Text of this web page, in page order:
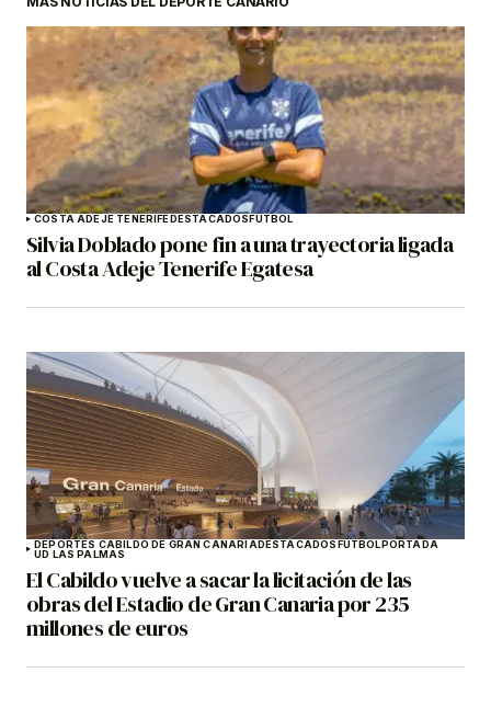
COSTA ADEJE TENERIFEDESTACADOSFÚTBOL
Silvia Doblado pone fin a una trayectoria ligada
al Costa Adeje Tenerife Egatesa
DEPORTES CABILDO DE GRAN CANARIADESTACADOSFÚTBOLPORTADA
UD LAS PALMAS
El Cabildo vuelve a sacar la licitación de las
obras del Estadio de Gran Canaria por 235
millones de euros